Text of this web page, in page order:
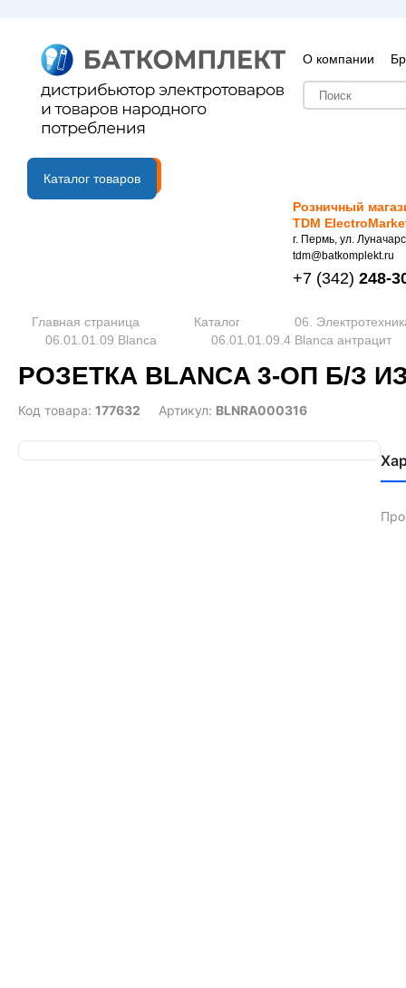
О компании
B2B портал
Каталог товаров
Розничный
TDM
г. Пермь, ул.
tdm@batkomplekt.ru
+7 (342) 248-
Главная страница Каталог
06.
06.01.01.09 Blanca
06.01.01.09.4 Blanca антрацит
РОЗЕТКА BLANCA 3-ОП Б/З
Код товара: 177632 Артикул: BLNRA000316